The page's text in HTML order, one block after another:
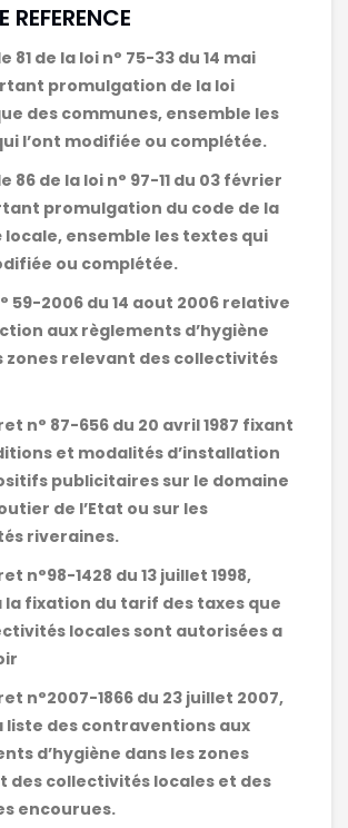
REFERENCE
81 de la loi n° 75-33 du 14 mai
promulgation de la loi
des communes, ensemble les
l’ont modifiée ou complétée.
86 de la loi n° 97-11 du 03 février
promulgation du code de la
ensemble les textes qui
ou complétée.
59-2006 du 14 aout 2006 relative
aux règlements d’hygiène
zones relevant des collectivités
n° 87-656 du 20 avril 1987 fixant
et modalités d’installation
publicitaires sur le domaine
de l’Etat ou sur les
riveraines.
n°98-1428 du 13 juillet 1998,
fixation du tarif des taxes que
locales sont autorisées a
n°2007-1866 du 23 juillet 2007,
liste des contraventions aux
d’hygiène dans les zones
des collectivités locales et des
encourues.